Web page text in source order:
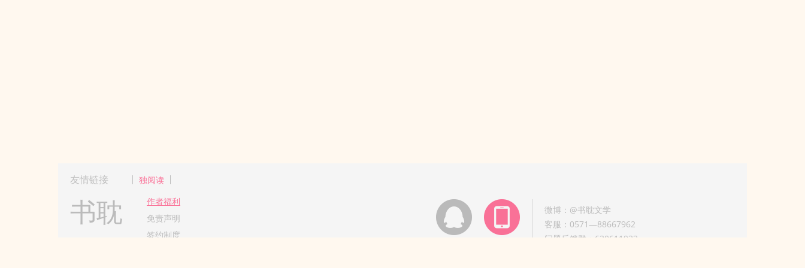
友情链接 独阅读
书耽
作者福利
免责声明
签约制度
微博：@书耽文学
客服：0571—88667962
问题反馈群：630611933